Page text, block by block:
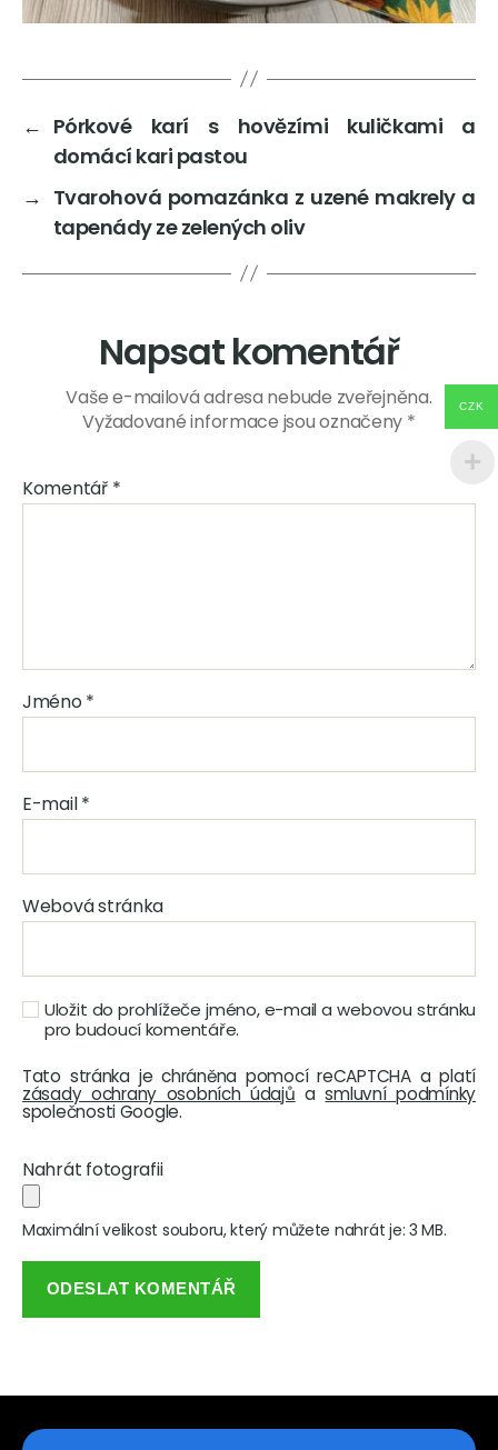
← Pórkové karí s hovězími kuličkami a
domácí kari pastou
→ Tvarohová pomazánka z uzené makrely a
tapenády ze zelených oliv
Napsat komentář
Vaše e-mailová adresa nebude zveřejněna.
Vyžadované informace jsou označeny *
Komentář *
Jméno*
E-mail*
Webová stránka
Uložit do prohlížeče jméno, e-mail a webovou stránku
pro budoucí komentáře.
Tato stránka je chráněna pomocí reCAPTCHA a platí
zásady ochrany osobních údajů asmluvní podmínky
společnosti Google.
Nahrát fotografii
Maximální velikost souboru, který můžete nahrát je: 3 MB.
CZK